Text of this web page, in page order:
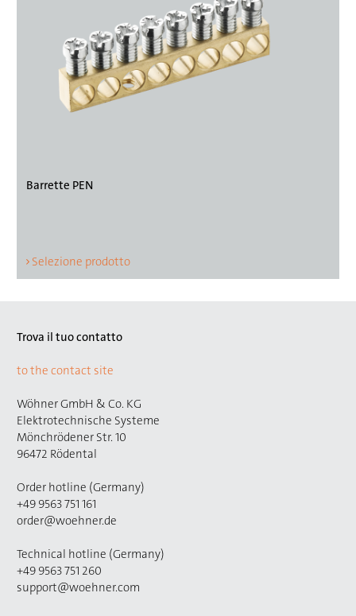
Barrette PEN
Selezione prodotto
Trova il tuo contatto
to the contact site
Wöhner GmbH & Co. KG
Elektrotechnische Systeme
Mönchrödener Str. 10
96472 Rödental
Order hotline (Germany)
+49 9563 751 161
order@woehner.de
Technical hotline (Germany)
+49 9563 751 260
support@woehner.com